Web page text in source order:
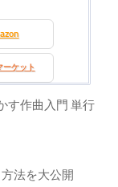
ーケット
す作曲入門 単行
法を大公開